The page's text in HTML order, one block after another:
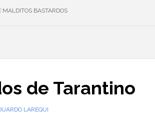
MALDITOS BASTARDOS
de Tarantino
LAREQUI